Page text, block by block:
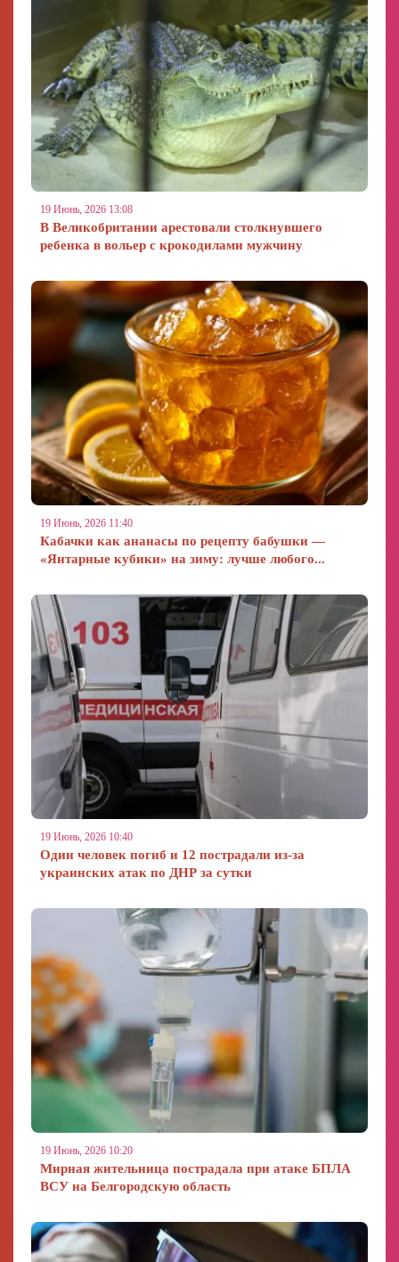
19 Июнь, 2026 13:08
В Великобритании арестовали столкнувшего
ребенка в вольер с крокодилами мужчину
19 Июнь, 2026 11:40
Кабачки как ананасы по рецепту бабушки —
«Янтарные кубики» на зиму: лучше любого...
19 Июнь, 2026 10:40
Один человек погиб и 12 пострадали из-за
украинских атак по ДНР за сутки
19 Июнь, 2026 10:20
Мирная жительница пострадала при атаке БПЛА
ВСУ на Белгородскую область